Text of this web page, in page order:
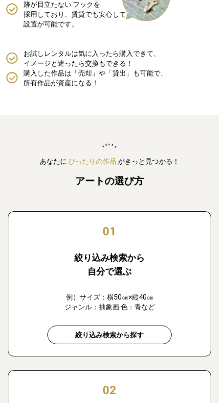
跡が目立たない フックを
採用しており、賃貸でも安心して
設置が可能です。
購入した作品は「売却」や「貸出」も可能で、
所有作品が資産になる！
お試しレンタルは気に入ったら購入できて、
イメージと違ったら交換もできる！
あなたに ぴったりの作品 がきっと見つかる！
アートの選び方
01
絞り込み検索から
自分で選ぶ
例）サイズ：横50㎝×縦40㎝
ジャンル：抽象画 色：青など
絞り込み検索から探す
02